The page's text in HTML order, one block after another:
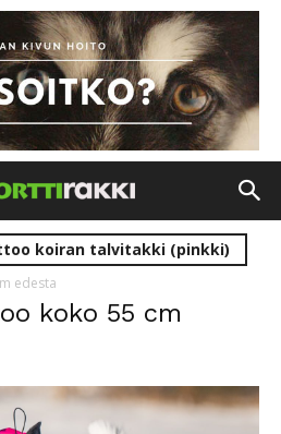
koiran talvitakki (pinkki)
edesta
koko 55 cm